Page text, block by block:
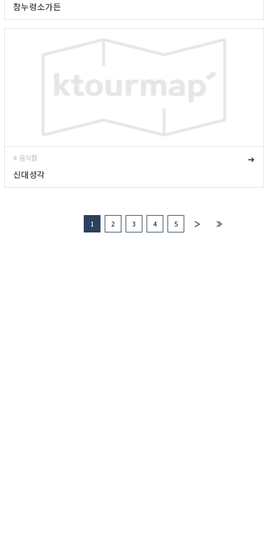
참누렁소가든
# 음식점
➜
신대성각
1 2 3 4 5